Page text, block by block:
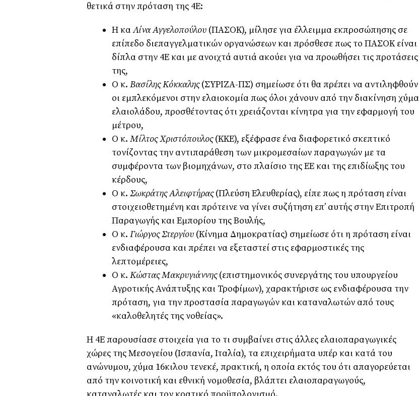
θετικά στην πρόταση της 4Ε:
Η καΛίνα Αγγελοπούλου (ΠΑΣΟΚ), μίλησε για έλλειμμα εκπροσώπησης σε
επίπεδο διεπαγγελματικών οργανώσεων και πρόσθεσε πως το ΠΑΣΟΚ είναι
δίπλα στην 4Ε και με ανοιχτά αυτιά ακούει για να προωθήσει τις προτάσεις
της,
Ο κ. Βασίλης Κόκκαλης(ΣΥΡΙΖΑ-ΠΣ) σημείωσε ότι θα πρέπει να αντιληφθούν
οι εμπλεκόμενοι στην ελαιοκομία πως όλοι χάνουν από την διακίνηση χύμα
ελαιολάδου, προσθέτοντας ότι χρειάζονται κίνητρα για την εφαρμογή του
μέτρου,
Ο κ. Μίλτος Χριστόπουλος(ΚΚΕ), εξέφρασε ένα διαφορετικό σκεπτικό
τονίζοντας την αντιπαράθεση των μικρομεσαίων παραγωγών με τα
συμφέροντα των βιομηχάνων, στο πλαίσιο της ΕΕ και της επιδίωξης του
κέρδους,
Ο κ. Σωκράτης Αλειφτήρας(Πλεύση Ελευθερίας), είπε πως η πρόταση είναι
στοιχειοθετημένη και πρότεινε να γίνει συζήτηση επ’ αυτής στην Επιτροπή
Παραγωγής και Εμπορίου της Βουλής,
Ο κ. Γιώργος Στεργίου (Κίνημα Δημοκρατίας) σημείωσε ότι η πρόταση είναι
ενδιαφέρουσα και πρέπει να εξεταστεί στις εφαρμοστικές της
λεπτομέρειες,
Ο κ. Κώστας Μακρυγιάννης(επιστημονικός συνεργάτης του υπουργείου
Αγροτικής Ανάπτυξης και Τροφίμων), χαρακτήρισε ως ενδιαφέρουσα την
πρόταση, για την προστασία παραγωγών και καταναλωτών από τους
«καλοθελητές της νοθείας».
Η 4Ε παρουσίασε στοιχεία για το τι συμβαίνει στις άλλες ελαιοπαραγωγικές
χώρες της Μεσογείου (Ισπανία, Ιταλία), τα επιχειρήματα υπέρ και κατά του
ανώνυμου, χύμα 16κιλου τενεκέ, πρακτική, η οποία εκτός του ότι απαγορεύεται
από την κοινοτική και εθνική νομοθεσία, βλάπτει ελαιοπαραγωγούς,